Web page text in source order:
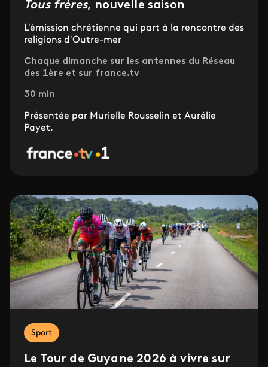
Tous frères, nouvelle saison
L'émission chrétienne qui part à la rencontre des
religions d'Outre-mer
Chaque dimanche sur les antennes du Réseau
des 1ère et sur france.tv
30 min
Présentée par Murielle Rousselin et Aurélie
Payet.
Sport
Le Tour de Guyane 2026 à vivre sur